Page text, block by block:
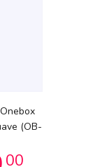
(OB-